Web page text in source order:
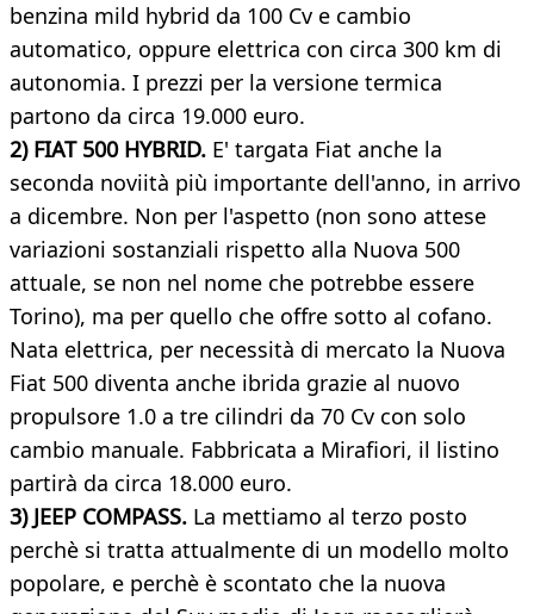
benzina mild hybrid da 100 Cv e cambio
automatico, oppure elettrica con circa 300 km di
autonomia. I prezzi per la versione termica
partono da circa 19.000 euro.
2) FIAT 500 HYBRID. E' targata Fiat anche la
seconda noviità più importante dell'anno, in arrivo
a dicembre. Non per l'aspetto (non sono attese
variazioni sostanziali rispetto alla Nuova 500
attuale, se non nel nome che potrebbe essere
Torino), ma per quello che offre sotto al cofano.
Nata elettrica, per necessità di mercato la Nuova
Fiat 500 diventa anche ibrida grazie al nuovo
propulsore 1.0 a tre cilindri da 70 Cv con solo
cambio manuale. Fabbricata a Mirafiori, il listino
partirà da circa 18.000 euro.
3) JEEP COMPASS. La mettiamo al terzo posto
perchè si tratta attualmente di un modello molto
popolare, e perchè è scontato che la nuova